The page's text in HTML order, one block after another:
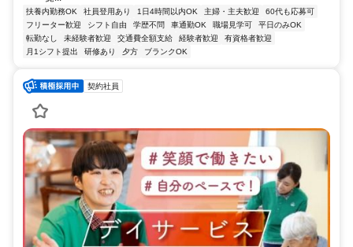
扶養内勤務OK 社員登用あり 1日4時間以内OK 主婦・主夫歓迎
60代も応募可
フリーター歓迎
シフト自由 学歴不問 車通勤OK 職場見学可
平日のみOK
転勤なし
未経験者歓迎 交通費全額支給 経験者歓迎
有資格者歓迎
月1シフト提出
研修あり 夕方 ブランクOK
契約社員